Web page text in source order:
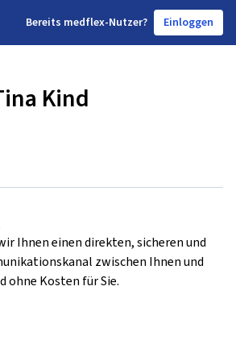
Bereits medflex-Nutzer? Einloggen
Kind
Ihnen einen direkten, sicheren und
zwischen Ihnen und
ohne Kosten für Sie.